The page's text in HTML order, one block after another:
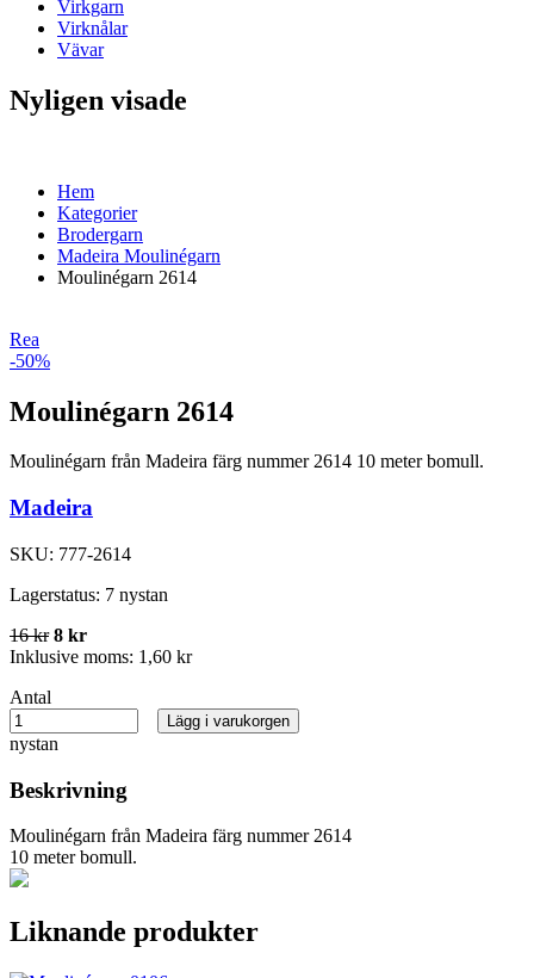
Virkgarn
Virknålar
Vävar
Nyligen visade
Hem
Kategorier
Brodergarn
Madeira Moulinégarn
Moulinégarn 2614
Rea
-50%
Moulinégarn 2614
Moulinégarn från Madeira färg nummer 2614 10 meter bomull.
Madeira
SKU: 777-2614
Lagerstatus: 7 nystan
16 kr 8 kr
Inklusive moms: 1,60 kr
Antal
nystan
Lägg i varukorgen
Beskrivning
Moulinégarn från Madeira färg nummer 2614
10 meter bomull.
Liknande produkter